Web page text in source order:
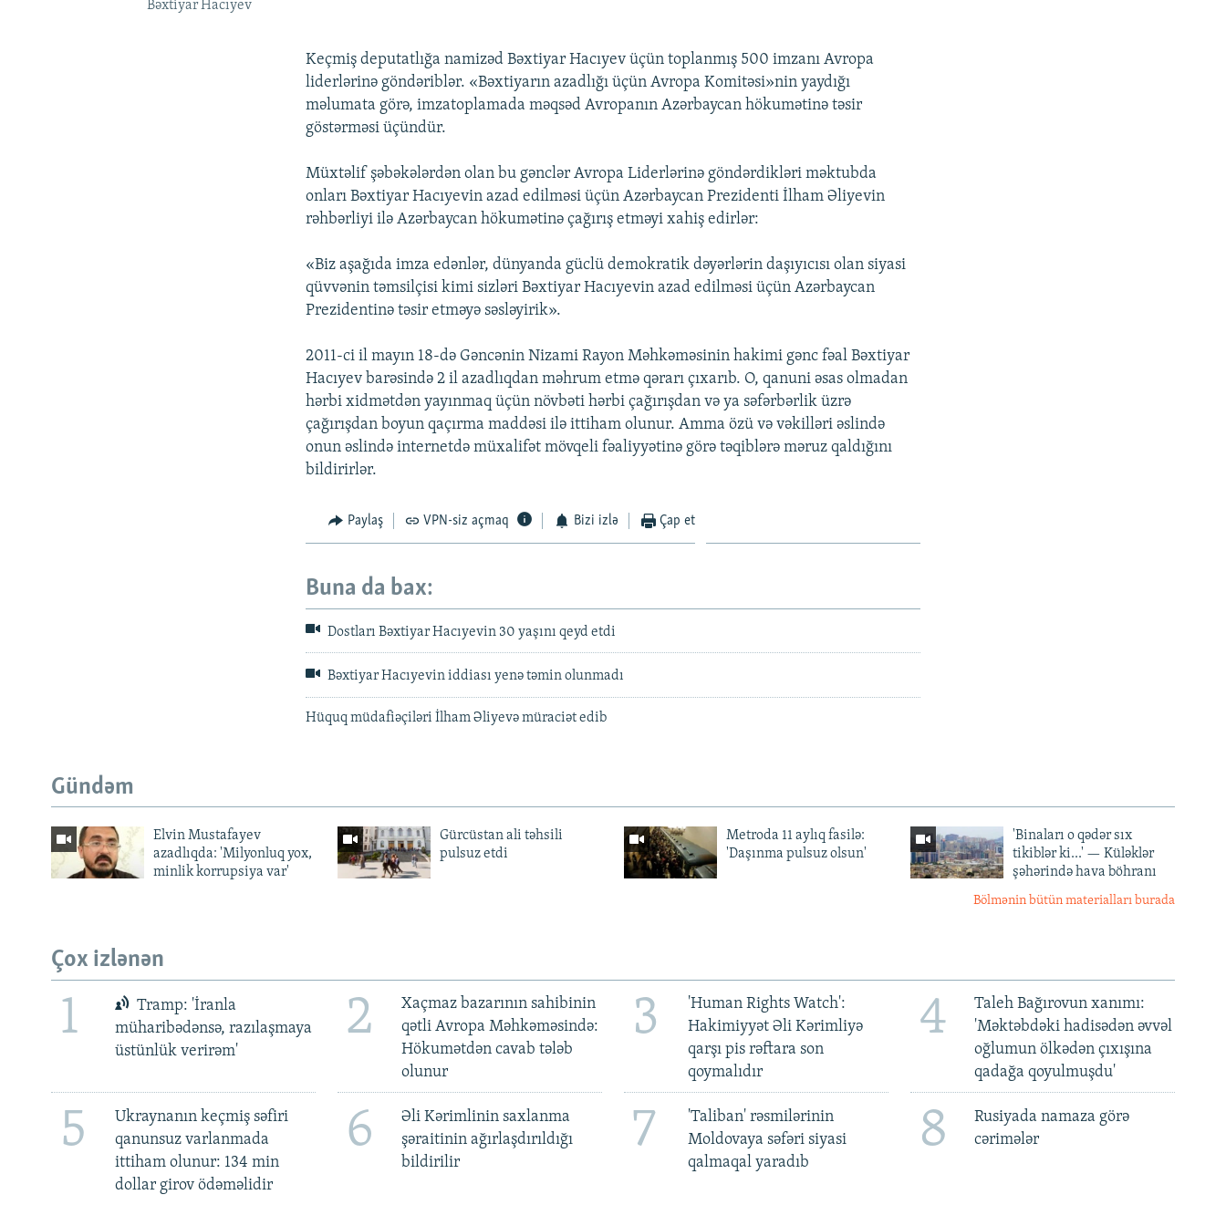
Bəxtiyar Hacıyev
Keçmiş deputatlığa namizəd Bəxtiyar Hacıyev üçün toplanmış 500 imzanı Avropa
liderlərinə göndəriblər. «Bəxtiyarın azadlığı üçün Avropa Komitəsi»nin yaydığı
məlumata görə, imzatoplamada məqsəd Avropanın Azərbaycan hökumətinə təsir
göstərməsi üçündür.
Müxtəlif şəbəkələrdən olan bu gənclər Avropa Liderlərinə göndərdikləri məktubda
onları Bəxtiyar Hacıyevin azad edilməsi üçün Azərbaycan Prezidenti İlham Əliyevin
rəhbərliyi ilə Azərbaycan hökumətinə çağırış etməyi xahiş edirlər:
«Biz aşağıda imza edənlər, dünyanda güclü demokratik dəyərlərin daşıyıcısı olan siyasi
qüvvənin təmsilçisi kimi sizləri Bəxtiyar Hacıyevin azad edilməsi üçün Azərbaycan
Prezidentinə təsir etməyə səsləyirik».
2011-ci il mayın 18-də Gəncənin Nizami Rayon Məhkəməsinin hakimi gənc fəal Bəxtiyar
Hacıyev barəsində 2 il azadlıqdan məhrum etmə qərarı çıxarıb. O, qanuni əsas olmadan
hərbi xidmətdən yayınmaq üçün növbəti hərbi çağırışdan və ya səfərbərlik üzrə
çağırışdan boyun qaçırma maddəsi ilə ittiham olunur. Amma özü və vəkilləri əslində
onun əslində internetdə müxalifət mövqeli fəaliyyətinə görə təqiblərə məruz qaldığını
bildirirlər.
Paylaş VPN-siz açmaq Bizi izlə Çap et
Buna da bax:
Dostları Bəxtiyar Hacıyevin 30 yaşını qeyd etdi
Bəxtiyar Hacıyevin iddiası yenə təmin olunmadı
Hüquq müdafiəçiləri İlham Əliyevə müraciət edib
Gündəm
Elvin Mustafayev
azadlıqda: 'Milyonluq yox,
minlik korrupsiya var'
Gürcüstan ali təhsili
pulsuz etdi
Metroda 11 aylıq fasilə:
'Daşınma pulsuz olsun'
'Binaları o qədər sıx
tikiblər ki...' — Küləklər
şəhərində hava böhranı
Bölmənin bütün materialları burada
Çox izlənən
1
Tramp: 'İranla
müharibədənsə, razılaşmaya
üstünlük verirəm'
2
Xaçmaz bazarının sahibinin
qətli Avropa Məhkəməsində:
Hökumətdən cavab tələb
olunur
3
'Human Rights Watch':
Hakimiyyət Əli Kərimliyə
qarşı pis rəftara son
qoymalıdır
4
Taleh Bağırovun xanımı:
'Məktəbdəki hadisədən əvvəl
oğlumun ölkədən çıxışına
qadağa qoyulmuşdu'
5
Ukraynanın keçmiş səfiri
qanunsuz varlanmada
ittiham olunur: 134 min
dollar girov ödəməlidir
6
Əli Kərimlinin saxlanma
şəraitinin ağırlaşdırıldığı
bildirilir
7
'Taliban' rəsmilərinin
Moldovaya səfəri siyasi
qalmaqal yaradıb
8
Rusiyada namaza görə
cərimələr